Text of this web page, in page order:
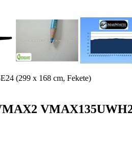
(299 x 168 cm, Fekete)